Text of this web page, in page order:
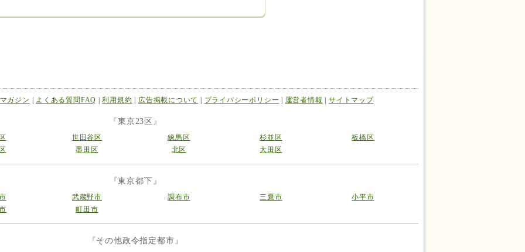
ガジン よくある質問FAQ |利用規約 広告掲載について プライバシーポリシー 運営者情報 サイトマップ
『東京23区』
世田谷区 練馬区 杉並区
板橋区
墨田区 北区 大田区
『東京都下』
武蔵野市 調布市 三鷹市
小平市
町田市
『その他政令指定都市』